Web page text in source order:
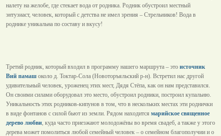
налету на желобе, где стекает вода от родника. Родник обустроил местный
энтузиаст, человек, который с детства не имел зрения – Стрельников! Вода в
роднике уникальна по составу и вкусу!
Третий родник, который входил в программу нашего маршрута – это источник
Вий памаш около д. Токтар-Сола (Новоторъяльский р-н). Встретил нас другой
удивительный человек, уроженец этих мест, Дядя Стёпа, как он нам представился.
Он своими силами оборудовал это место, обустроил родники, построил купальню.
Уникальность этих родников-кипунов в том, что в нескольких местах эти роднички
в виде фонтанов с силой бьют из земли. Рядом находится марийское священное
дерево любви, куда часто приезжают молодожёны во время свадеб, а также у этого
дерева может помолиться любой семейный человек – о семейном благополучии и о